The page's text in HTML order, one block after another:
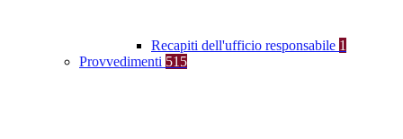
Recapiti dell'ufficio responsabile 1
Provvedimenti 515